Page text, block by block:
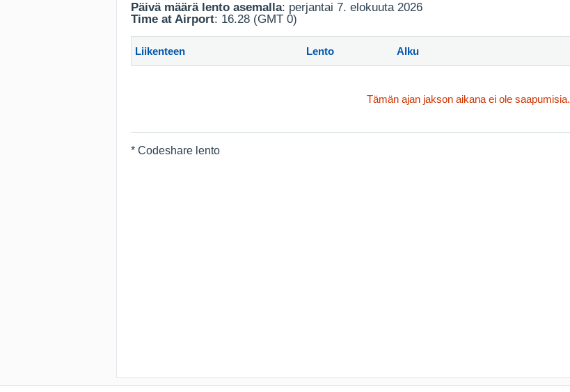
Päivä määrä lento asemalla: perjantai 7. elokuuta 2026
Time at Airport: 16.28 (GMT 0)
Liikenteen Lento Alku
Tämän ajan jakson aikana ei ole saapumisia.
* Codeshare lento